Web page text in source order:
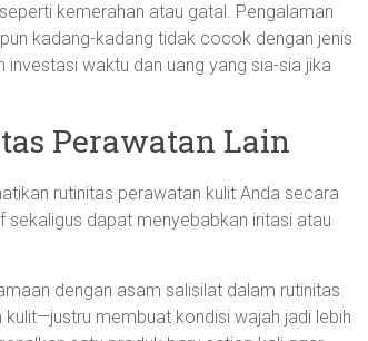
kemerahan atau gatal. Pengalaman
kadang-kadang tidak cocok dengan jenis
waktu dan uang yang sia-sia jika
Perawatan Lain
rutinitas perawatan kulit Anda secara
sekaligus dapat menyebabkan iritasi atau
dengan asam salisilat dalam rutinitas
membuat kondisi wajah jadi lebih